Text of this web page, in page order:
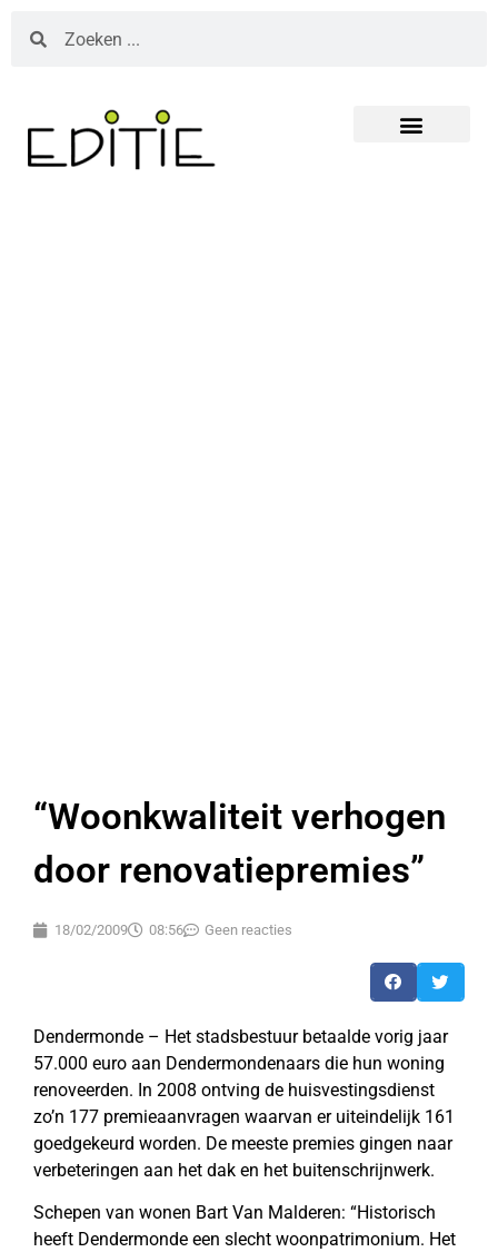
“Woonkwaliteit verhogen
door renovatiepremies”
18/02/2009 08:56 Geen reacties
Dendermonde – Het stadsbestuur betaalde vorig jaar
57.000 euro aan Dendermondenaars die hun woning
renoveerden. In 2008 ontving de huisvestingsdienst
zo’n 177 premieaanvragen waarvan er uiteindelijk 161
goedgekeurd worden. De meeste premies gingen naar
verbeteringen aan het dak en het buitenschrijnwerk.
Schepen van wonen Bart Van Malderen: “Historisch
heeft Dendermonde een slecht woonpatrimonium. Het